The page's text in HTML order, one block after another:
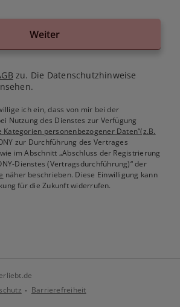
Weiter
zu. Die Datenschutzhinweise
ich ein, dass von mir bei der
Nutzung des Dienstes zur Verfügung
Kategorien personenbezogener Daten“(z.B.
zur Durchführung des Vertrages
im Abschnitt „Abschluss der Registrierung
Dienstes (Vertragsdurchführung)“ der
näher beschrieben. Diese Einwilligung kann
für die Zukunft widerrufen.
Barrierefreiheit